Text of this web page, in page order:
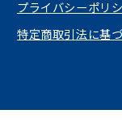
プライバシーポリ
特定商取引法に基